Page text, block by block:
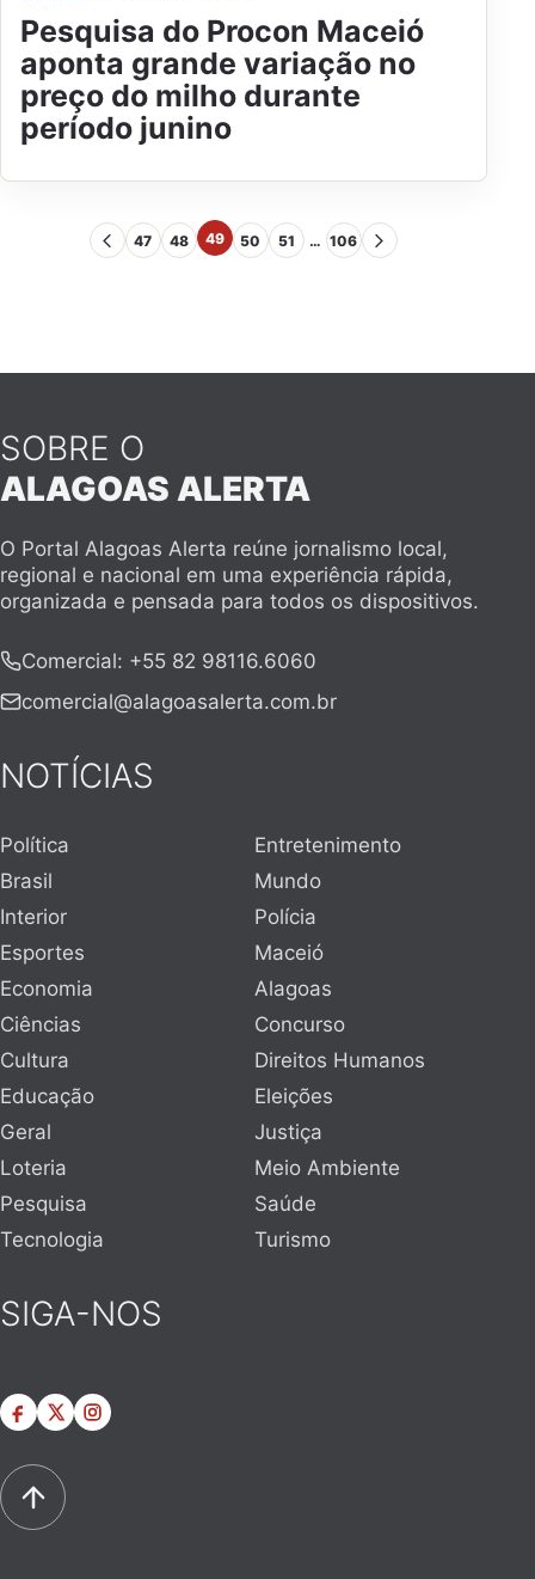
Pesquisa do Procon Maceió
aponta grande variação no
preço do milho durante
período junino
47 48 49 50 51 … 106
SOBRE O
ALAGOAS ALERTA
O Portal Alagoas Alerta reúne jornalismo local,
regional e nacional em uma experiência rápida,
organizada e pensada para todos os dispositivos.
Comercial: +55 82 98116.6060
comercial@alagoasalerta.com.br
NOTÍCIAS
Política
Entretenimento
Brasil
Mundo
Interior
Polícia
Esportes
Maceió
Economia
Alagoas
Ciências
Concurso
Cultura
Direitos Humanos
Educação
Eleições
Geral
Justiça
Loteria
Meio Ambiente
Pesquisa
Saúde
Tecnologia
Turismo
SIGA-NOS